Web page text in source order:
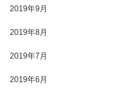
2019年9月
2019年8月
2019年7月
2019年6月